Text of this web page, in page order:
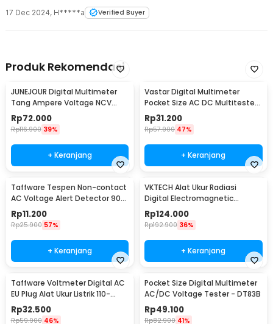
17 Dec 2024, H*****a Verified Buyer
Produk Rekomendasi
JUNEJOUR Digital Multimeter
Tang Ampere Voltage NCV
Tester Clamp - DT266
Rp72.000
Rp116.900 39%
+ Keranjang
Vastar Digital Multimeter
Pocket Size AC DC Multitester
Portable - DT830B
Rp31.200
Rp57.900 47%
+ Keranjang
Taffware Tespen Non-contact
AC Voltage Alert Detector 90-
1000V - VD02
Rp11.200
Rp25.900 57%
+ Keranjang
VKTECH Alat Ukur Radiasi
Digital Electromagnetic
Radiation Detector - DT-1130
Rp124.000
Rp192.900 36%
+ Keranjang
Taffware Voltmeter Digital AC
EU Plug Alat Ukur Listrik 110-
300V - DM55-1
Rp32.500
Rp59.900 46%
Pocket Size Digital Multimeter
AC/DC Voltage Tester - DT83B
Rp49.100
Rp82.900 41%